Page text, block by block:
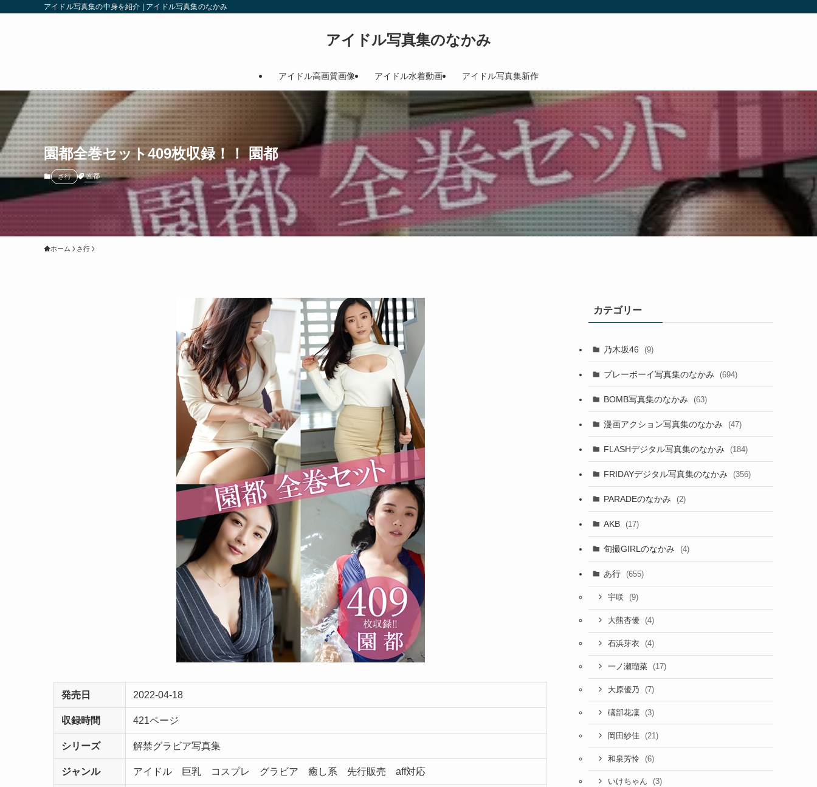
アイドル写真集の中身を紹介 | アイドル写真集のなかみ
アイドル写真集のなかみ
アイドル高画質画像 アイドル水着動画 アイドル写真集新作
園都全巻セット409枚収録！！ 園都
さ行 園都
ホーム さ行
発売日 2022-04-18
収録時間 421ページ
シリーズ 解禁グラビア写真集
ジャンル アイドル 巨乳 コスプレ グラビア 癒し系 先行販売 aff対応
カテゴリー
乃木坂46 (9)
プレーボーイ写真集のなかみ (694)
BOMB写真集のなかみ (63)
漫画アクション写真集のなかみ (47)
FLASHデジタル写真集のなかみ (184)
FRIDAYデジタル写真集のなかみ (356)
PARADEのなかみ (2)
AKB (17)
旬撮GIRLのなかみ (4)
あ行 (655)
宇咲 (9)
大熊杏優 (4)
石浜芽衣 (4)
一ノ瀬瑠菜 (17)
大原優乃 (7)
礒部花凜 (3)
岡田紗佳 (21)
和泉芳怜 (6)
いけちゃん (3)